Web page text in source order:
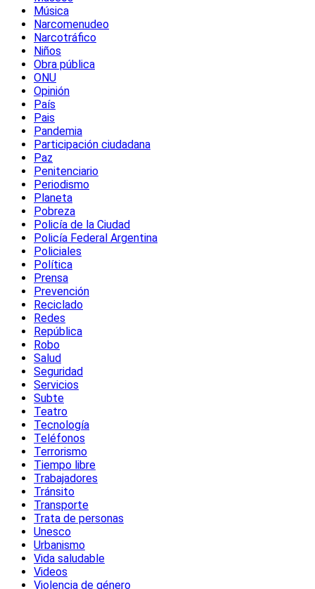
Música
Narcomenudeo
Narcotráfico
Niños
Obra pública
ONU
Opinión
País
Pais
Pandemia
Participación ciudadana
Paz
Penitenciario
Periodismo
Planeta
Pobreza
Policía de la Ciudad
Policía Federal Argentina
Policiales
Política
Prensa
Prevención
Reciclado
Redes
República
Robo
Salud
Seguridad
Servicios
Subte
Teatro
Tecnología
Teléfonos
Terrorismo
Tiempo libre
Trabajadores
Tránsito
Transporte
Trata de personas
Unesco
Urbanismo
Vida saludable
Videos
Violencia de género